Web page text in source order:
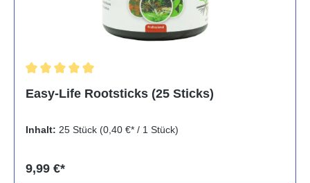
Easy-Life Rootsticks (25 Sticks)
Inhalt: 25 Stück (0,40 €* / 1 Stück)
9,99 €*